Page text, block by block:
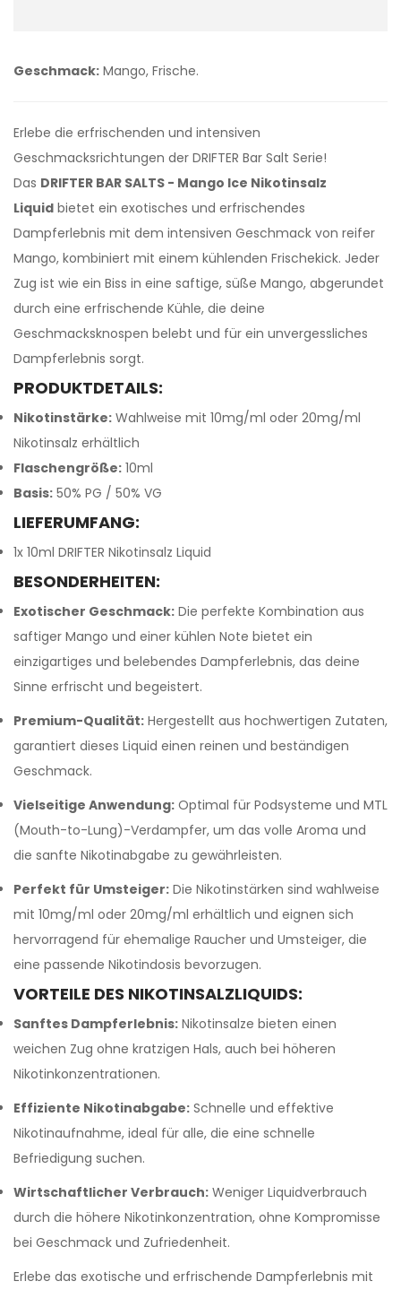
Geschmack: Mango, Frische.
Erlebe die erfrischenden und intensiven
Geschmacksrichtungen der DRIFTER Bar Salt Serie!
Das DRIFTER BAR SALTS - Mango Ice Nikotinsalz
Liquid bietet ein exotisches und erfrischendes
Dampferlebnis mit dem intensiven Geschmack von reifer
Mango, kombiniert mit einem kühlenden Frischekick. Jeder
Zug ist wie ein Biss in eine saftige, süße Mango, abgerundet
durch eine erfrischende Kühle, die deine
Geschmacksknospen belebt und für ein unvergessliches
Dampferlebnis sorgt.
PRODUKTDETAILS:
Nikotinstärke: Wahlweise mit 10mg/ml oder 20mg/ml
Nikotinsalz erhältlich
Flaschengröße: 10ml
Basis: 50% PG / 50% VG
LIEFERUMFANG:
1x 10ml DRIFTER Nikotinsalz Liquid
BESONDERHEITEN:
Exotischer Geschmack: Die perfekte Kombination aus
saftiger Mango und einer kühlen Note bietet ein
einzigartiges und belebendes Dampferlebnis, das deine
Sinne erfrischt und begeistert.
Premium-Qualität: Hergestellt aus hochwertigen Zutaten,
garantiert dieses Liquid einen reinen und beständigen
Geschmack.
Vielseitige Anwendung: Optimal für Podsysteme und MTL
(Mouth-to-Lung)-Verdampfer, um das volle Aroma und
die sanfte Nikotinabgabe zu gewährleisten.
Perfekt für Umsteiger: Die Nikotinstärken sind wahlweise
mit 10mg/ml oder 20mg/ml erhältlich und eignen sich
hervorragend für ehemalige Raucher und Umsteiger, die
eine passende Nikotindosis bevorzugen.
VORTEILE DES NIKOTINSALZLIQUIDS:
Sanftes Dampferlebnis: Nikotinsalze bieten einen
weichen Zug ohne kratzigen Hals, auch bei höheren
Nikotinkonzentrationen.
Effiziente Nikotinabgabe: Schnelle und effektive
Nikotinaufnahme, ideal für alle, die eine schnelle
Befriedigung suchen.
Wirtschaftlicher Verbrauch: Weniger Liquidverbrauch
durch die höhere Nikotinkonzentration, ohne Kompromisse
bei Geschmack und Zufriedenheit.
Erlebe das exotische und erfrischende Dampferlebnis mit